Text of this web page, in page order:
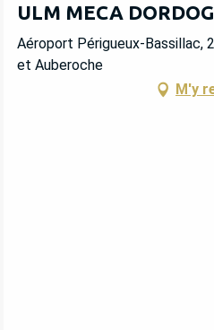
ULM MECA
Aéroport Périgueux-Bassillac,
et Auberoche
M'y